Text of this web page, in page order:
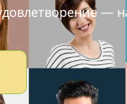
—